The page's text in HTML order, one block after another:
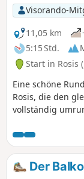
Visorando-
11,05 km
5:15 Std.
Start in Rosis
Eine schöne
Rosis, die den
vollständig
Felsbalkonen
Schluchten und
nacheinander
Vente-Vieille,
Der